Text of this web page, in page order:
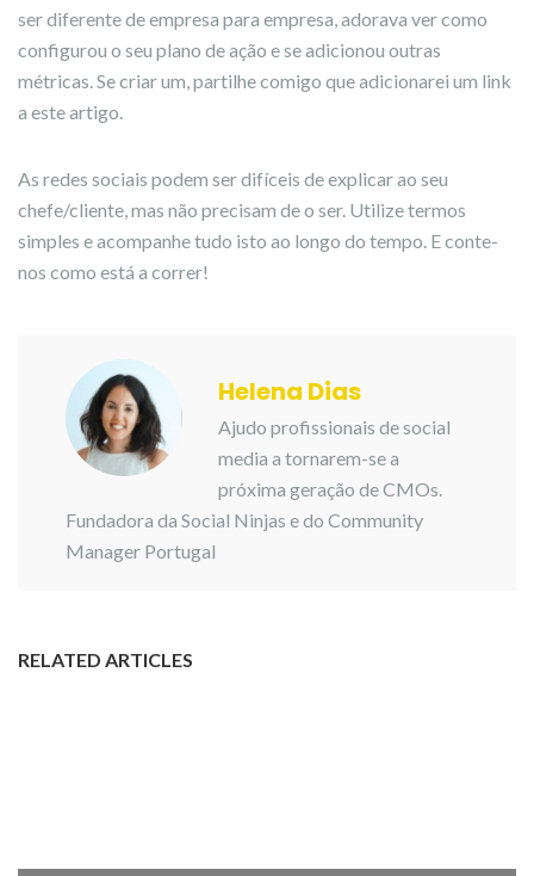
ser diferente de empresa para empresa, adorava ver como
configurou o seu plano de ação e se adicionou outras
métricas. Se criar um, partilhe comigo que adicionarei um link
a este artigo.
As redes sociais podem ser difíceis de explicar ao seu
chefe/cliente, mas não precisam de o ser. Utilize termos
simples e acompanhe tudo isto ao longo do tempo. E conte-
nos como está a correr!
Helena Dias
Ajudo profissionais de social
media a tornarem-se a
próxima geração de CMOs.
Fundadora da Social Ninjas e do Community
Manager Portugal
RELATED ARTICLES